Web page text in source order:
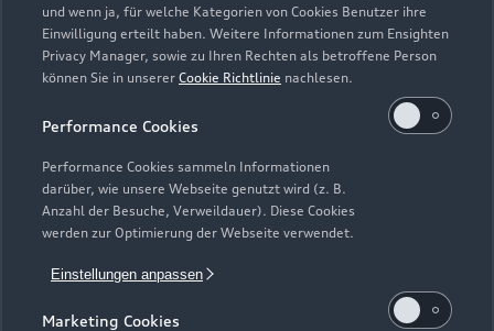
und wenn ja, für welche Kategorien von Cookies Benutzer ihre
Einwilligung erteilt haben. Weitere Informationen zum Ensighten
Privacy Manager, sowie zu Ihren Rechten als betroffene Person
können Sie in unserer Cookie Richtlinie nachlesen.
Performance Cookies
Performance Cookies sammeln Informationen
darüber, wie unsere Webseite genutzt wird (z. B.
Anzahl der Besuche, Verweildauer). Diese Cookies
werden zur Optimierung der Webseite verwendet.
Einstellungen anpassen
Marketing Cookies
Zur Reparatur